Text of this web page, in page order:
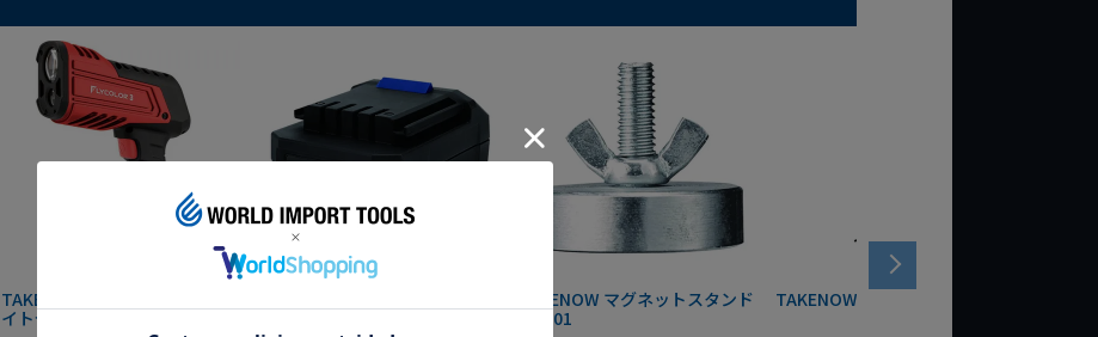
TAKENOW LYCOLOR3 ワークラ
イトセット FS03
ー PJ1010
TAKENOW マグネットスタンド
MAG01
TAKENOW 三脚スタンド TD01